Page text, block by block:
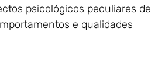
psicológicos peculiares de
e qualidades